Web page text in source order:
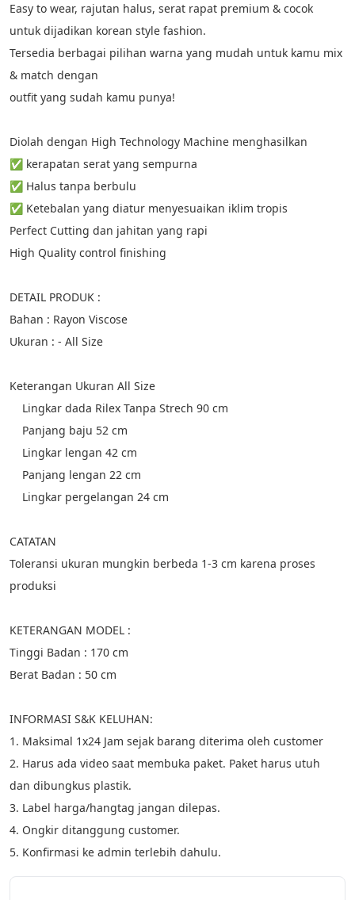
Easy to wear, rajutan halus, serat rapat premium & cocok
untuk dijadikan korean style fashion.
Tersedia berbagai pilihan warna yang mudah untuk kamu mix
& match dengan
outfit yang sudah kamu punya!
Diolah dengan High Technology Machine menghasilkan
✅ kerapatan serat yang sempurna
✅ Halus tanpa berbulu
✅ Ketebalan yang diatur menyesuaikan iklim tropis
Perfect Cutting dan jahitan yang rapi
High Quality control finishing
DETAIL PRODUK :
Bahan : Rayon Viscose
Ukuran : - All Size
Keterangan Ukuran All Size
Lingkar dada Rilex Tanpa Strech 90 cm
Panjang baju 52 cm
Lingkar lengan 42 cm
Panjang lengan 22 cm
Lingkar pergelangan 24 cm
CATATAN
Toleransi ukuran mungkin berbeda 1-3 cm karena proses
produksi
KETERANGAN MODEL :
Tinggi Badan : 170 cm
Berat Badan : 50 cm
INFORMASI S&K KELUHAN:
1. Maksimal 1x24 Jam sejak barang diterima oleh customer
2. Harus ada video saat membuka paket. Paket harus utuh
dan dibungkus plastik.
3. Label harga/hangtag jangan dilepas.
4. Ongkir ditanggung customer.
5. Konfirmasi ke admin terlebih dahulu.